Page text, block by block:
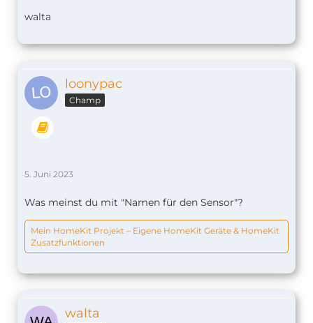
walta
loonypac
Champ
5. Juni 2023
Was meinst du mit "Namen für den Sensor"?
Mein HomeKit Projekt – Eigene HomeKit Geräte & HomeKit
Zusatzfunktionen
walta